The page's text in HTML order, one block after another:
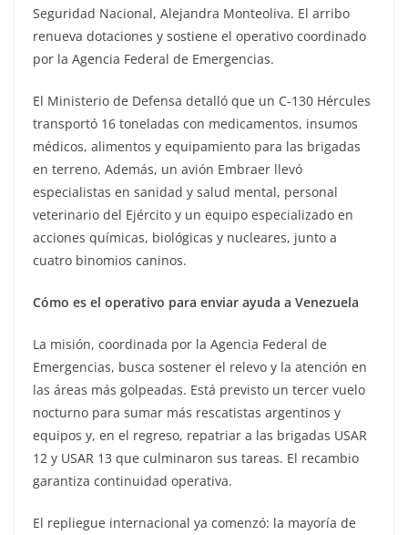
Seguridad Nacional, Alejandra Monteoliva. El arribo
renueva dotaciones y sostiene el operativo coordinado
por la Agencia Federal de Emergencias.
El Ministerio de Defensa detalló que un C-130 Hércules
transportó 16 toneladas con medicamentos, insumos
médicos, alimentos y equipamiento para las brigadas
en terreno. Además, un avión Embraer llevó
especialistas en sanidad y salud mental, personal
veterinario del Ejército y un equipo especializado en
acciones químicas, biológicas y nucleares, junto a
cuatro binomios caninos.
Cómo es el operativo para enviar ayuda a Venezuela
La misión, coordinada por la Agencia Federal de
Emergencias, busca sostener el relevo y la atención en
las áreas más golpeadas. Está previsto un tercer vuelo
nocturno para sumar más rescatistas argentinos y
equipos y, en el regreso, repatriar a las brigadas USAR
12 y USAR 13 que culminaron sus tareas. El recambio
garantiza continuidad operativa.
El repliegue internacional ya comenzó: la mayoría de